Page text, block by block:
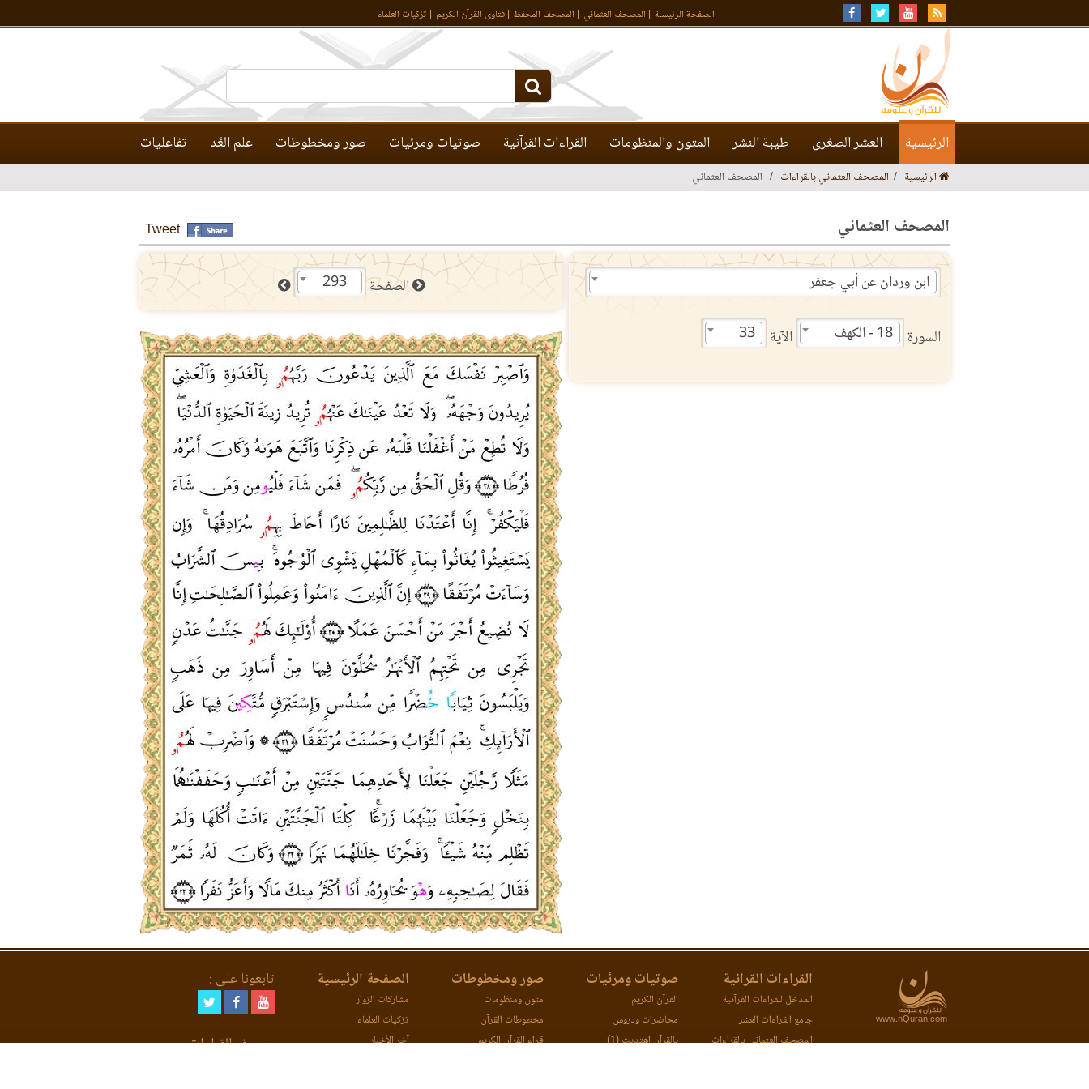
الصفحة الرئيسـة المصحف العثماني المصحف المحفظ فتاوى القرآن الكريم تزكيات العلماء
الرئيسية العشر الصغرى طيبة النشر المتون والمنظومات القراءات القرآنية صوتيات ومرئيات صور ومخطوطات علم العَّد تفاعليات
الرئيسية المصحف العثماني بالقراءات المصحف العثماني
المصحف العثماني Tweet
ابن وردان عن أبي جعفر
السورة 18 - الكهف الآية 33
الصفحة 293
www.nQuran.com
القراءات القرآنية
المدخل للقراءات القرآنية
جامع القراءات العشر
المصحف العثماني بالقراءات
صوتيات ومرئيات
القرآن الكريم
محاضرات ودروس
بالقرآن اهتديت (1)
صور ومخطوطات
متون ومنظومات
مخطوطات القرآن
قراء القرآن الكريم
الصفحة الرئيسية
مشاركات الزوار
تزكيات العلماء
آخر الأخبار
تابعونا على :
مصحف القراءات